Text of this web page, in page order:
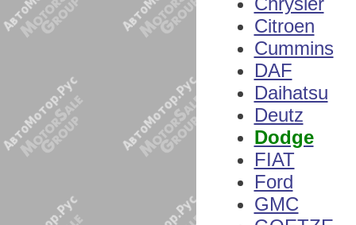
Citroen
Cummins
DAF
Daihatsu
Deutz
Dodge
FIAT
Ford
GMC